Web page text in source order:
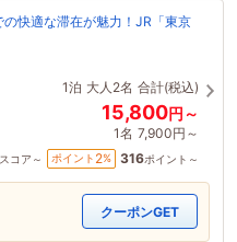
快適な滞在が魅力！JR「東京
1泊 大人2名 合計(税込)
15,800円～
1名 7,900円～
スコア～ ポイント 2% 316ポイント～
クーポンGET